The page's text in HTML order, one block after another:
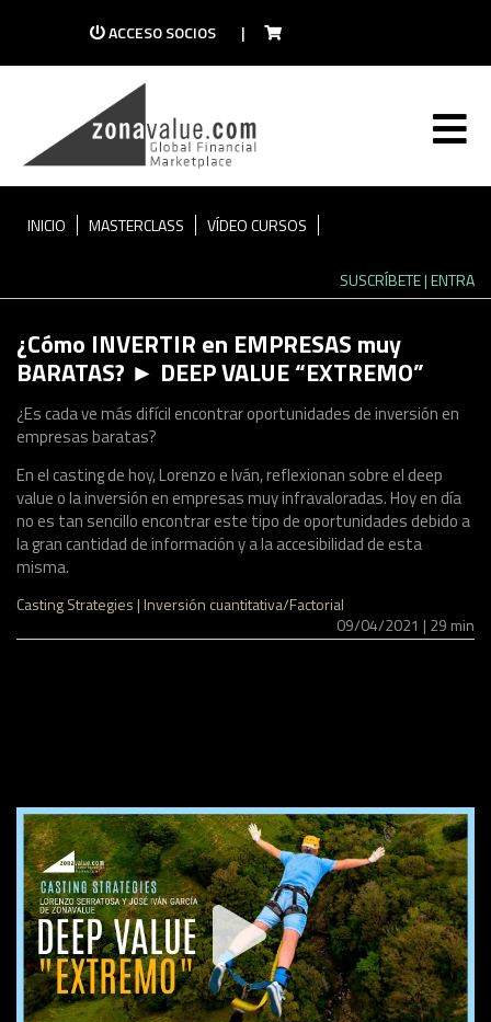
ACCESO SOCIOS |
ZONAVALUE TV
Descubre la mayor plataforma de vídeo del
mundo de las finanzas
INICIO MASTERCLASS VÍDEO CURSOS
SUSCRÍBETE| ENTRA
¿Cómo INVERTIR en EMPRESAS muy
BARATAS? ► DEEP VALUE “EXTREMO”
¿Es cada ve más difícil encontrar oportunidades de inversión en
empresas baratas?
En el casting de hoy, Lorenzo e Iván, reflexionan sobre el deep
value o la inversión en empresas muy infravaloradas. Hoy en día
no es tan sencillo encontrar este tipo de oportunidades debido a
la gran cantidad de información y a la accesibilidad de esta
misma.
Casting Strategies | Inversión cuantitativa/Factorial
09/04/2021 | 29 min